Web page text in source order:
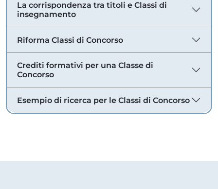
La corrispondenza tra titoli e Classi di
insegnamento
Riforma Classi di Concorso
Crediti formativi per una Classe di
Concorso
Esempio di ricerca per le Classi di Concorso